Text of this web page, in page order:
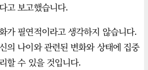
고 보고했습니다.
가 필연적이라고 생각하지 않습니다.
의 나이와 관련된 변화와 상태에 집중
할 수 있을 것입니다.